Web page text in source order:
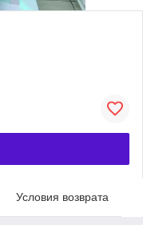
Условия возврата